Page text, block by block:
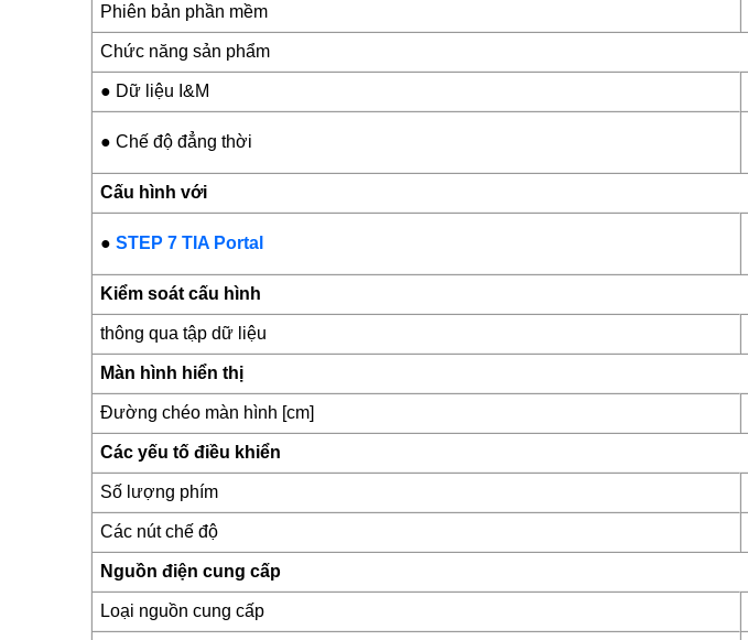
Phiên bản phần mềm
Chức năng sản phẩm
● Dữ liệu I&M
● Chế độ đẳng thời
Cấu hình với
● STEP 7 TIA Portal
Kiểm soát cấu hình
thông qua tập dữ liệu
Màn hình hiển thị
Đường chéo màn hình [cm]
Các yếu tố điều khiển
Số lượng phím
Các nút chế độ
Nguồn điện cung cấp
Loại nguồn cung cấp